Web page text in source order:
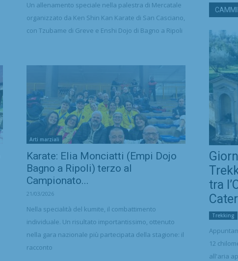
Un allenamento speciale nella palestra di Mercatale
organizzato da Ken Shin Kan Karate di San Casciano,
con Tzubame di Greve e Enshi Dojo di Bagno a Ripoli
Arti marziali
Karate: Elia Monciatti (Empi Dojo
Bagno a Ripoli) terzo al
Campionato...
21/03/2026
Nella specialità del kumite, il combattimento
individuale. Un risultato importantissimo, ottenuto
nella gara nazionale più partecipata della stagione: il
racconto
tra
Trekking
12
all'aria